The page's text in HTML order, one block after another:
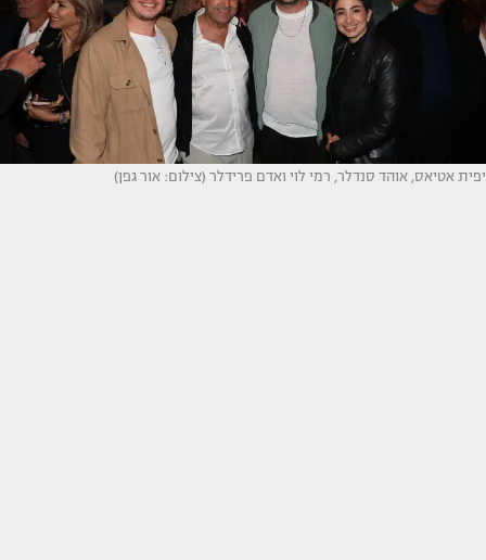
יפית אטיאס, אוהד סנדלר, רמי לוי ואדם פרידלר (צילום: אור גפן)